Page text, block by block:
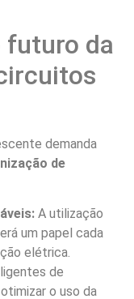
a
existente e
do sistema e a
em
de